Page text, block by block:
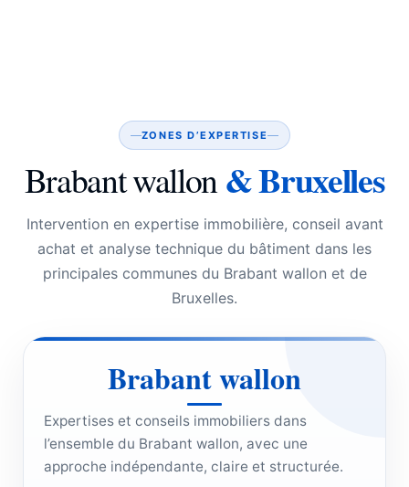
ZONES D’EXPERTISE
Brabant wallon& Bruxelles
Intervention en expertise immobilière, conseil avant
achat et analyse technique du bâtiment dans les
principales communes du Brabant wallon et de
Bruxelles.
Brabant wallon
Expertises et conseils immobiliers dans
l’ensemble du Brabant wallon, avec une
approche indépendante, claire et structurée.